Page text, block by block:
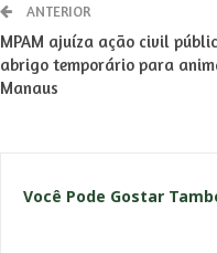
ANTERIOR
MPAM ajuíza ação civil
abrigo temporário para
Manaus
Você Pode Gostar